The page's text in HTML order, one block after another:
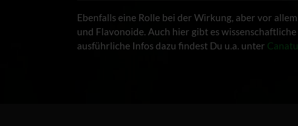
Ebenfalls eine Rolle bei der Wirkung, aber vor
und Flavonoide. Auch hier gibt es
ausführliche Infos dazu findest Du u.a. unter